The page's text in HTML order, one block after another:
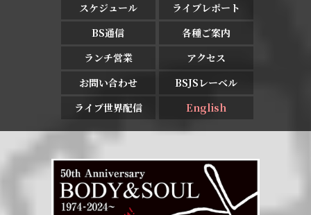
スケジュール
ライブレポート
BS通信
各種ご案内
ランチ営業
アクセス
お問い合わせ
BSJSレーベル
ライブ世界配信
English